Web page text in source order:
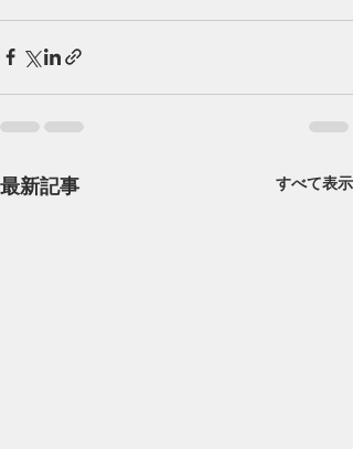
最新記事 すべて表示